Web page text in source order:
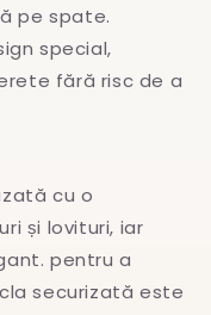
pe spate.
special,
fără risc de a
cu o
și lovituri, iar
pentru a
securizată este